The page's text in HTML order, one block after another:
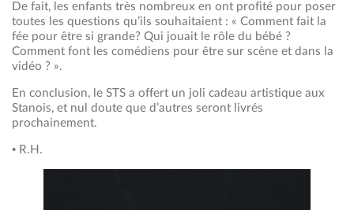
De fait, les enfants très nombreux en ont profité pour poser
toutes les questions qu’ils souhaitaient : « Comment fait la
fée pour être si grande? Qui jouait le rôle du bébé ?
Comment font les comédiens pour être sur scène et dans la
vidéo ? ».
En conclusion, le STS a offert un joli cadeau artistique aux
Stanois, et nul doute que d’autres seront livrés
prochainement.
• R.H.